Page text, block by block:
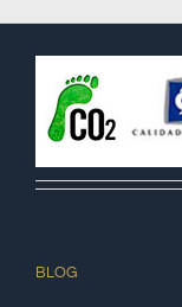
BLOG